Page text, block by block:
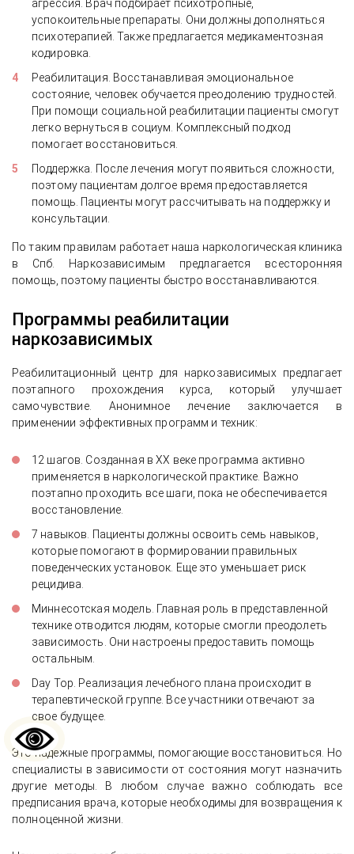
агрессия. Врач подбирает психотропные,
успокоительные препараты. Они должны дополняться
психотерапией. Также предлагается медикаментозная
кодировка.
Реабилитация. Восстанавливая эмоциональное
состояние, человек обучается преодолению трудностей.
При помощи социальной реабилитации пациенты смогут
легко вернуться в социум. Комплексный подход
помогает восстановиться.
Поддержка. После лечения могут появиться сложности,
поэтому пациентам долгое время предоставляется
помощь. Пациенты могут рассчитывать на поддержку и
консультации.
По таким правилам работает наша наркологическая клиника
в Спб. Наркозависимым предлагается всесторонняя
помощь, поэтому пациенты быстро восстанавливаются.
Программы реабилитации
наркозависимых
Реабилитационный центр для наркозависимых предлагает
поэтапного прохождения курса, который улучшает
самочувствие. Анонимное лечение заключается в
применении эффективных программ и техник:
12 шагов. Созданная в XX веке программа активно
применяется в наркологической практике. Важно
поэтапно проходить все шаги, пока не обеспечивается
восстановление.
7 навыков. Пациенты должны освоить семь навыков,
которые помогают в формировании правильных
поведенческих установок. Еще это уменьшает риск
рецидива.
Миннесотская модель. Главная роль в представленной
технике отводится людям, которые смогли преодолеть
зависимость. Они настроены предоставить помощь
остальным.
Day Top. Реализация лечебного плана происходит в
терапевтической группе. Все участники отвечают за
свое будущее.
Это надежные программы, помогающие восстановиться. Но
специалисты в зависимости от состояния могут назначить
другие методы. В любом случае важно соблюдать все
предписания врача, которые необходимы для возвращения к
полноценной жизни.